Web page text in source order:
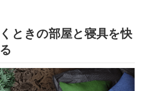
ときの部屋と寝具を快